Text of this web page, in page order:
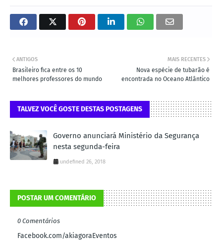
MAIS RECENTES
Nova espécie de tubarão é
encontrada no Oceano Atlântico
ANTIGOS
Brasileiro fica entre os 10
melhores professores do mundo
TALVEZ VOCÊ GOSTE DESTAS POSTAGENS
Governo anunciará Ministério da Segurança
nesta segunda-feira
undefined 26, 2018
POSTAR UM COMENTÁRIO
0 Comentários
Facebook.com/akiagoraEventos